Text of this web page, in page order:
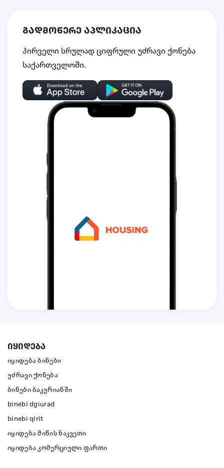
გადმოწერე აპლიკაცია
პირველი სრულად ციფრული უძრავი ქონება
საქართველოში.
იყიდება
იყიდება ბინები
უძრავი ქონება
ბინები ბაკურიანში
binebi dgiurad
binebi qirit
იყიდება მიწის ნაკვეთი
იყიდება კომერციული ფართი